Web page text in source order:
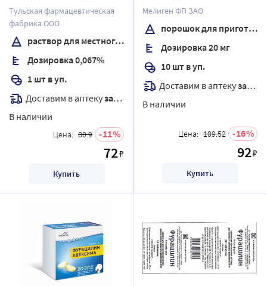
применения флакон 1 шт.
10 мл 0,067%
Тульская фармацевтическая
фабрика ООО
раствор для местного и наружного применения
Дозировка 0,067%
1 шт в уп.
Доставим в аптекузавтра
В наличии
Цена: 80.9 11
72₽
Купить
приготовления раствора
для местного и наружного
применения
Мелиген ФП ЗАО
порошок для приготовления раствора
Дозировка 20 мг
10 шт в уп.
Доставим в аптекузавтра
В наличии
Цена: 109.52 16
92₽
Купить